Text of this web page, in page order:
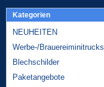
Kategorien
NEUHEITEN
Werbe-/Brauereiminitrucks
Blechschilder
Paketangebote